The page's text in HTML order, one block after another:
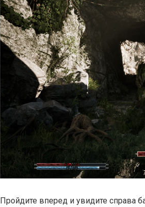
Пройдите вперед и увидите справа